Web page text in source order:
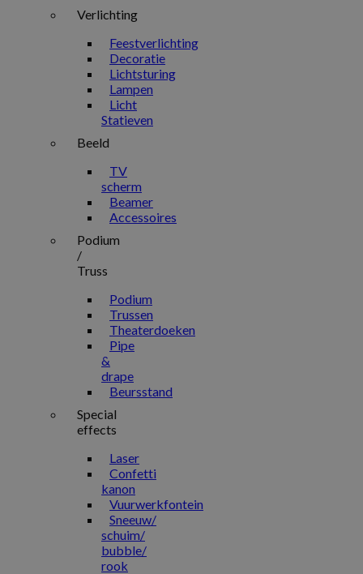
Verlichting
Feestverlichting
Decoratie
Lichtsturing
Lampen
Licht
Statieven
Beeld
TV
scherm
Beamer
Accessoires
Podium
/
Truss
Podium
Trussen
Theaterdoeken
Pipe
&
drape
Beursstand
Special
effects
Laser
Confetti
kanon
Vuurwerkfontein
Sneeuw/
schuim/
bubble/
rook